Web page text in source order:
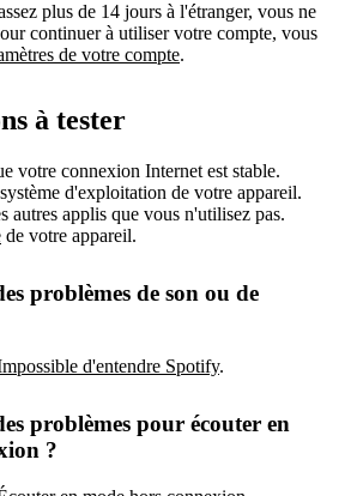
plus de 14 jours à l'étranger, vous ne
continuer à utiliser votre compte, vous
de votre compte.
à tester
votre connexion Internet est stable.
d'exploitation de votre appareil.
autres applis que vous n'utilisez pas.
de votre appareil.
problèmes de son ou de
d'entendre Spotify.
problèmes pour écouter en
?